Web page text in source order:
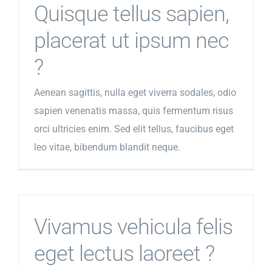
Quisque tellus sapien,
placerat ut ipsum nec
?
Aenean sagittis, nulla eget viverra sodales, odio
sapien venenatis massa, quis fermentum risus
orci ultricies enim. Sed elit tellus, faucibus eget
leo vitae, bibendum blandit neque.
Vivamus vehicula felis
eget lectus laoreet ?